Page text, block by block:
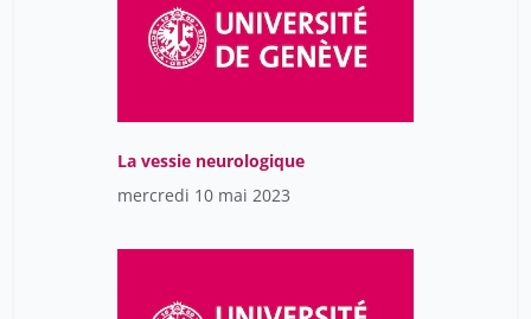
La vessie neurologique
mercredi 10 mai 2023